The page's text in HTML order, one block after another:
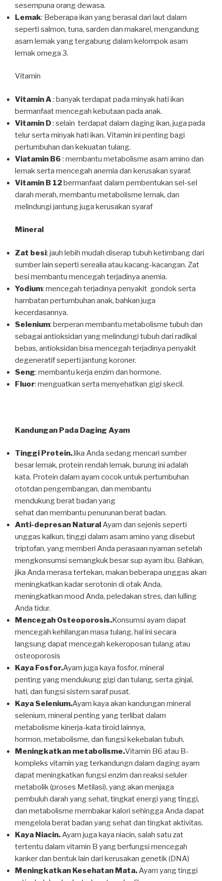
sesempuna orang dewasa.
Lemak: Beberapa ikan yang berasal dari laut dalam
seperti salmon, tuna, sarden dan makarel, mengandung
asam lemak yang tergabung dalam kelompok asam
lemak omega 3.
Vitamin
Vitamin A: banyak terdapat pada minyak hati ikan
bermanfaat mencegah kebutaan pada anak.
Vitamin D: selain terdapat dalam daging ikan, juga pada
telur serta minyak hati ikan. Vitamin ini penting bagi
pertumbuhan dan kekuatan tulang.
Viatamin B6 : membantu metabolisme asam amino dan
lemak serta mencegah anemia dan kerusakan syaraf.
Vitamin B 12bermanfaat dalam pembentukan sel-sel
darah merah, membantu metabolisme lemak, dan
melindungi jantung juga kerusakan syaraf
Mineral
Zat besi: jauh lebih mudah diserap tubuh ketimbang dari
sumber lain seperti serealia atau kacang-kacangan. Zat
besi membantu mencegah terjadinya anemia.
Yodium: mencegah terjadinya penyakit gondok serta
hambatan pertumbuhan anak, bahkan juga
kecerdasannya.
Selenium: berperan membantu metabolisme tubuh dan
sebagai antioksidan yang melindungi tubuh dari radikal
bebas, antioksidan bisa mencegah terjadinya penyakit
degeneratif seperti jantung koroner.
Seng: membantu kerja enzim dan hormone.
Fluor: menguatkan serta menyehatkan gigi skecil.
Kandungan Pada Daging Ayam
Tinggi Protein.Jika Anda sedang mencari sumber
besar lemak, protein rendah lemak, burung ini adalah
kata. Protein dalam ayam cocok untuk pertumbuhan
ototdan pengembangan, dan membantu
mendukung berat badan yang
sehat dan membantu penurunan berat badan.
Anti-depresan NaturalAyam dan sejenis seperti
unggas kalkun, tinggi dalam asam amino yang disebut
triptofan, yang memberi Anda perasaan nyaman setelah
mengkonsumsi semangkuk besar sup ayam ibu. Bahkan,
jika Anda merasa tertekan, makan beberapa unggas akan
meningkatkan kadar serotonin di otak Anda,
meningkatkan mood Anda, peledakan stres, dan lulling
Anda tidur.
Mencegah Osteoporosis.Konsumsi ayam dapat
mencegah kehilangan masa tulang. hal ini secara
langsung dapat mencegah kekeroposan tulang atau
osteoporosis
Kaya Fosfor.Ayam juga kaya fosfor, mineral
penting yang mendukung gigi dan tulang, serta ginjal,
hati, dan fungsi sistem saraf pusat.
Kaya Selenium.Ayam kaya akan kandungan mineral
selenium, mineral penting yang terlibat dalam
metabolisme kinerja-kata tiroid lainnya,
hormon, metabolisme, dan fungsi kekebalan tubuh.
Meningkatkan metabolisme.Vitamin B6 atau B-
kompleks vitamin yag terkandungn dalam daging ayam
dapat meningkatkan fungsi enzim dan reaksi seluler
metabolik (proses Metilasi), yang akan menjaga
pembuluh darah yang sehat, tingkat energi yang tinggi,
dan metabolisme membakar kalori sehingga Anda dapat
mengelola berat badan yang sehat dan tingkat aktivitas.
Kaya Niacin.Ayam juga kaya niacin, salah satu zat
tertentu dalam vitamin B yang berfungsi mencegah
kanker dan bentuk lain dari kerusakan genetik (DNA)
Meningkatkan Kesehatan Mata.Ayam yang tinggi